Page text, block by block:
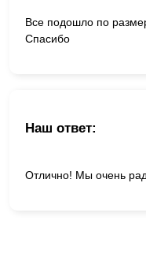
Все подошло по
Спасибо
Наш ответ:
Отлично! Мы очень